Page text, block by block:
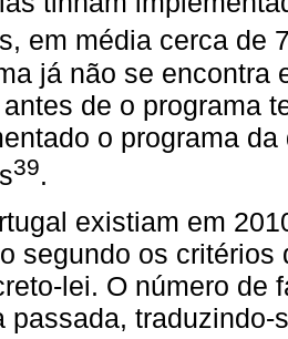
em média cerca de
já não se encontra
de o programa
o programa
39.
existiam em
segundo os
lei. O número de
passada,